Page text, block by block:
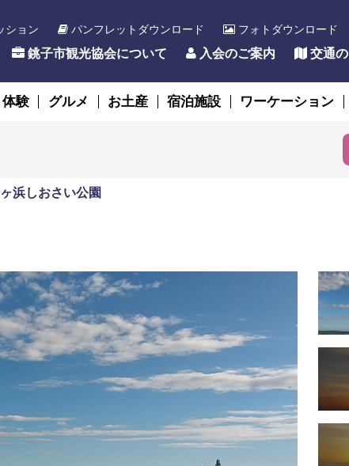
ション パンフレットダウンロード フォトダウンロード
銚子市観光協会について 入会のご案内 交通
験 グルメ お土産 宿泊施設 ワーケーション
浜しおさい公園